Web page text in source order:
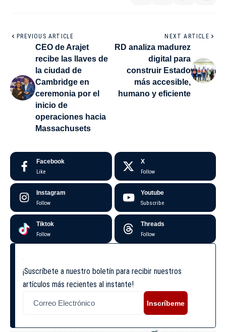
PREVIOUS ARTICLE
CEO de Arajet
recibe las llaves de
la ciudad de
Cambridge en
ceremonia por el
inicio de
operaciones hacia
Massachusets
NEXT ARTICLE
RD analiza madurez
digital para
construir Estado
más accesible,
humano y eficiente
Facebook
Like
X
Follow
Instagram
Follow
Youtube
Subscribe
Tiktok
Follow
Threads
Follow
¡Suscríbete a nuestro boletín para recibir nuestros
artículos más recientes al instante!
Inscríbeme